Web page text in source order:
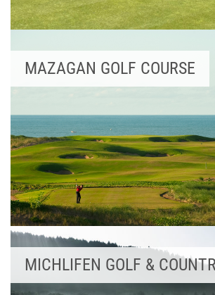
MAZAGAN GOLF COURSE
MICHLIFEN GOLF &